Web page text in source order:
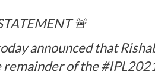
🚨
announced that
remainder of the